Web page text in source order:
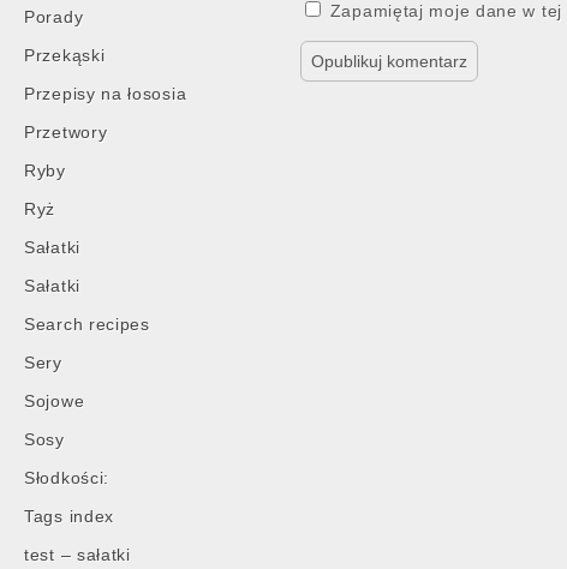
Porady
Przekąski
Przepisy na łososia
Przetwory
Ryby
Ryż
Sałatki
Sałatki
Search recipes
Sery
Sojowe
Sosy
Słodkości:
Tags index
test – sałatki
Zapamiętaj moje dane w